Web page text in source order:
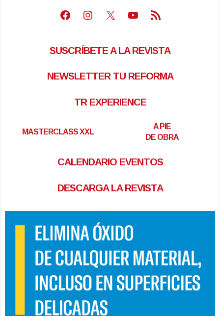
Facebook
Instagram
X Youtube
Feed RSS
SUSCRÍBETE A LA REVISTA
NEWSLETTER TU REFORMA
TR EXPERIENCE
MASTERCLASS XXL
A PIE
DE OBRA
CALENDARIO EVENTOS
DESCARGA LA REVISTA